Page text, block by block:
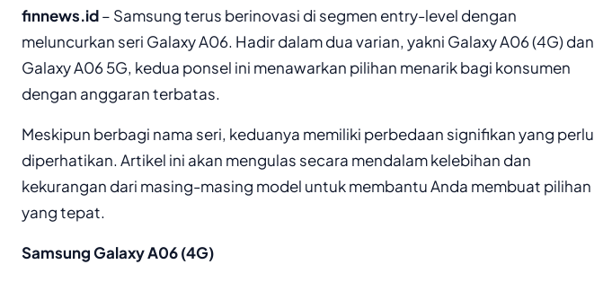
finnews.id– Samsung terus berinovasi di segmen entry-level dengan
meluncurkan seri Galaxy A06. Hadir dalam dua varian, yakni Galaxy A06 (4G) dan
Galaxy A06 5G, kedua ponsel ini menawarkan pilihan menarik bagi konsumen
dengan anggaran terbatas.
Meskipun berbagi nama seri, keduanya memiliki perbedaan signifikan yang perlu
diperhatikan. Artikel ini akan mengulas secara mendalam kelebihan dan
kekurangan dari masing-masing model untuk membantu Anda membuat pilihan
yang tepat.
Samsung Galaxy A06 (4G)